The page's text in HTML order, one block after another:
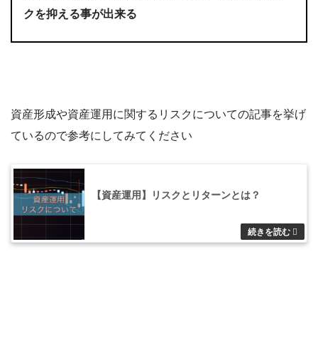
クを抑える事が出来る
資産形成や資産運用に関するリスクについての記事を挙げ
ているので参考にしてみてください
【資産運用】リスクとリターンとは？